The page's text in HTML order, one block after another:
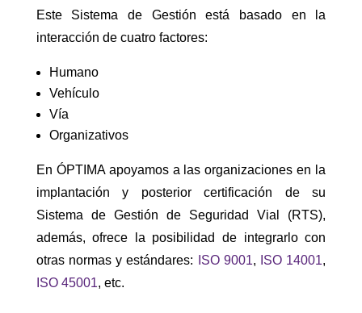
Este Sistema de Gestión está basado en la
interacción de cuatro factores:
Humano
Vehículo
Vía
Organizativos
En ÓPTIMA apoyamos a las organizaciones en la
implantación y posterior certificación de su
Sistema de Gestión de Seguridad Vial (RTS),
además, ofrece la posibilidad de integrarlo con
otras normas y estándares:
ISO 9001, ISO 14001,
ISO 45001, etc.